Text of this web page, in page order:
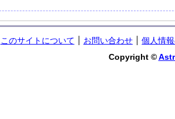
このサイトについて お問い合わせ
個人情
Copyright ©